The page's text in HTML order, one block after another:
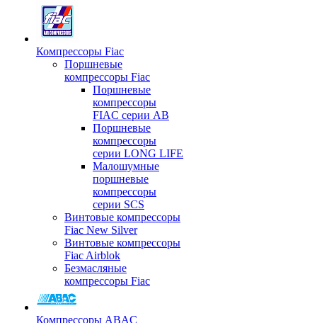
Компрессоры Fiac
Поршневые
компрессоры Fiac
Поршневые
компрессоры
FIAC серии AB
Поршневые
компрессоры
серии LONG LIFE
Малошумные
поршневые
компрессоры
серии SCS
Винтовые компрессоры
Fiac New Silver
Винтовые компрессоры
Fiac Airblok
Безмасляные
компрессоры Fiac
Компрессоры ABAC